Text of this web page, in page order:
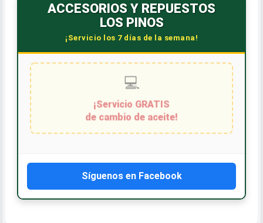
ACCESORIOS Y REPUESTOS
LOS PINOS
¡Servicio los 7 días de la semana!
Síguenos en Facebook